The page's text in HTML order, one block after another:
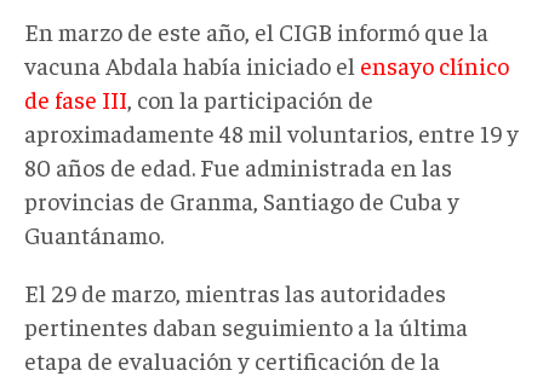
En marzo de este año, el CIGB informó que la
vacuna Abdala había iniciado el ensayo clínico
de fase III , con la participación de
aproximadamente 48 mil voluntarios, entre 19 y
80 años de edad. Fue administrada en las
provincias de Granma, Santiago de Cuba y
Guantánamo.
El 29 de marzo, mientras las autoridades
pertinentes daban seguimiento a la última
etapa de evaluación y certificación de la